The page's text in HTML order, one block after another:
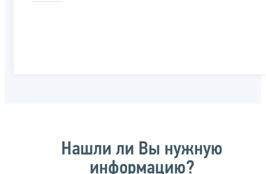
Нашли ли Вы нужную
информацию?